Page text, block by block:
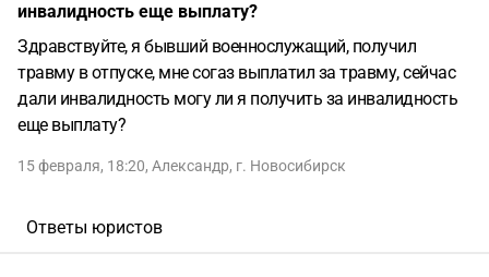
инвалидность еще выплату?
Здравствуйте, я бывший военнослужащий, получил
травму в отпуске, мне согаз выплатил за травму, сейчас
дали инвалидность могу ли я получить за инвалидность
еще выплату?
15 февраля, 18:20, Александр, г. Новосибирск
Ответы юристов